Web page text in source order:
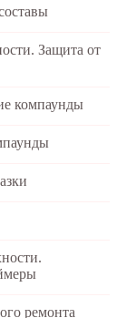
Защита от
компаунды
ремонта